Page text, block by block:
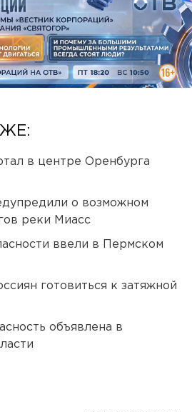
в центре Оренбурга
о возможном
реки Миасс
ввели в Пермском
готовиться к затяжной
объявлена в